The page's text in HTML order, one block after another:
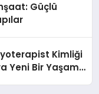
Güçlü
Kimliği
Yeni Bir Yaşam